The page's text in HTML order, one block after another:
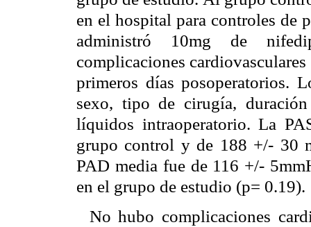
en el hospital para controles de
administró 10mg de
complicaciones
primeros días posoperatorios.
sexo, tipo de cirugía,
líquidos intraoperatorio. La
grupo control y de 188 +/- 30
PAD media fue de 116 +/-
en el grupo de estudio (p= 0.19).
No hubo complicaciones